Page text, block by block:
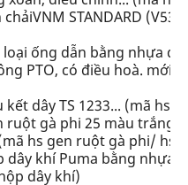
chảiVNM STANDARD
loại ống dẫn bằng nhựa
PTO, có điều hoà. mới
kết dây TS 1233... (mã hs
ruột gà phi 25 màu
hs gen ruột gà phi/ hs
dây khí Puma bằng nhựa.
dây khí)